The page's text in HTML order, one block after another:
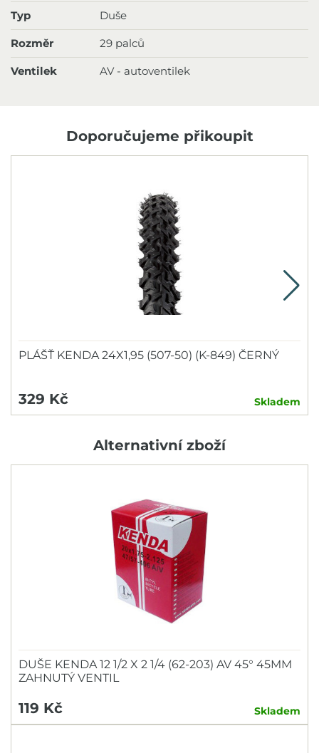
Typ Duše
Rozměr 29 palců
Ventilek AV - autoventilek
Doporučujeme přikoupit
PLÁŠŤ KENDA 24X1,95 (507-50) (K-849) ČERNÝ
329 Kč Skladem
Alternativní zboží
DUŠE KENDA 12 1/2 X 2 1/4 (62-203) AV 45° 45MM
ZAHNUTÝ VENTIL
119 Kč Skladem